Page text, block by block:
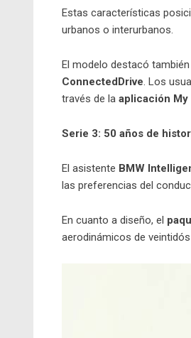
Estas características
urbanos o interurbanos.
El modelo destacó
ConnectedDrive. Los
través de la aplicación My
Serie 3: 50 años de
El asistente BMW
las preferencias del
En cuanto a diseño, el
aerodinámicos de